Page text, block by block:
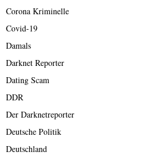
Corona Kriminelle
Covid-19
Damals
Darknet Reporter
Dating Scam
DDR
Der Darknetreporter
Deutsche Politik
Deutschland